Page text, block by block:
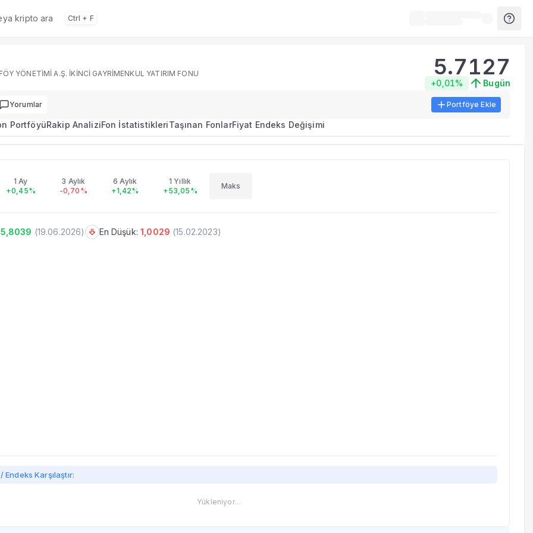
kripto ara Ctrl + F
raporu, getiri, risk profili ve portföy bilgileri.
ekranında neler var?
özet rapor sekmesinde performans, portföy ve karşılaştırma metrikleri listelenir.
gelir?
rakip analizi ve performans karşılaştırma araçlarıyla benzer fonları inceleyebilirsiniz.
YÖNETİMİ A.Ş. İKİNCİ GAYRİMENKUL YATIRIM FONU
5.7127
+0,01% Bugün
Yorumlar Portföye Ekle
PortföyüRakip AnaliziFon İstatistikleriTaşınan FonlarFiyat Endeks Değişimi
1 Ay
+0,45%
3 Aylık
-0,70%
6 Aylık
+1,42%
1 Yıllık
+53,05%
Maks
5,8039 (19.06.2026) En Düşük: 1,0029 (15.02.2023)
Endeks Karşılaştır:
Yükleniyor…